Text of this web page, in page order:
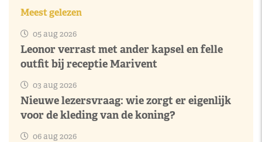
Meest gelezen
05 aug 2026
Leonor verrast met ander kapsel en felle
outfit bij receptie Marivent
03 aug 2026
Nieuwe lezersvraag: wie zorgt er eigenlijk
voor de kleding van de koning?
06 aug 2026